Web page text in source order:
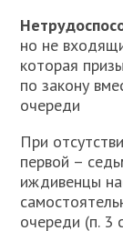
но не
которая
по закону
очереди
При
первой –
иждивенцы
очереди (п. 3